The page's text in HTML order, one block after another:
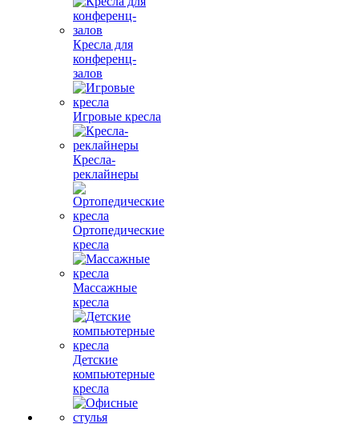
Кресла для
конференц-
залов
Игровые кресла
Кресла-
реклайнеры
Ортопедические
кресла
Массажные
кресла
Детские
компьютерные
кресла